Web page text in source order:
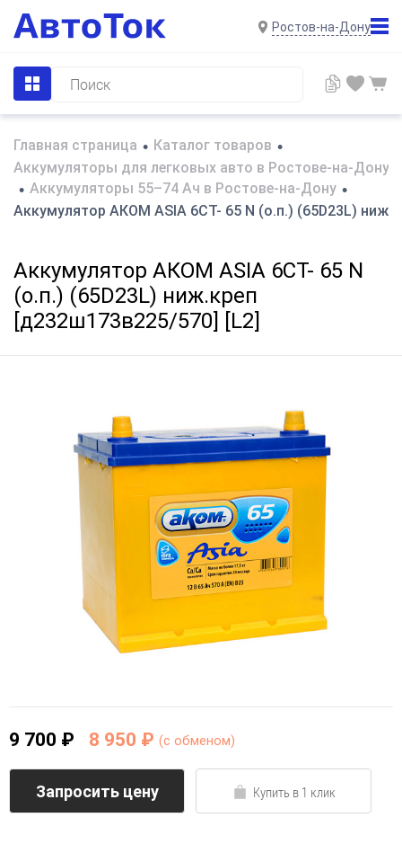
Ростов-на-Дону
Главная страница • Каталог товаров •
Аккумуляторы для легковых авто в Ростове-на-Дону
• Аккумуляторы 55–74 Ач в Ростове-на-Дону •
Аккумулятор AКОМ ASIA 6СТ- 65 N (о.п.) (65D23L)
Аккумулятор AКОМ ASIA 6СТ- 65 N
(о.п.) (65D23L) ниж.креп
[д232ш173в225/570] [L2]
9 700 ₽ 8 950 ₽ (c обменом)
Запросить цену Купить в 1 клик